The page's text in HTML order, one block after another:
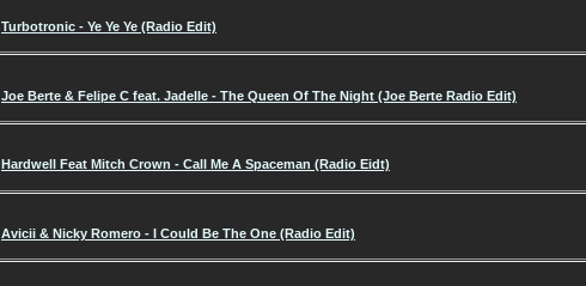
Turbotronic - Ye Ye Ye (Radio Edit)
Joe Berte & Felipe C feat. Jadelle - The Queen Of The Night (Joe Berte Radio Edit)
Hardwell Feat Mitch Crown - Call Me A Spaceman (Radio Eidt)
Avicii & Nicky Romero - I Could Be The One (Radio Edit)